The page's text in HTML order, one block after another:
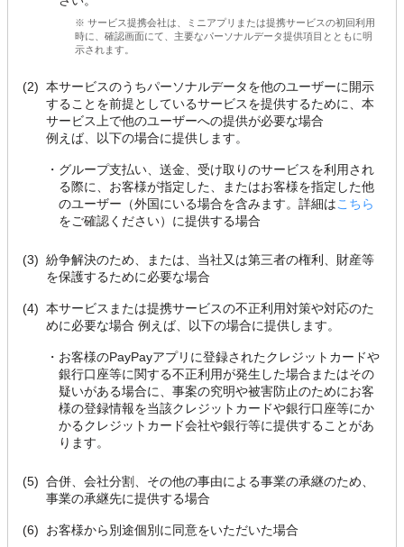
※ サービス提携会社は、ミニアプリまたは提携サービスの初回利用
時に、確認画面にて、主要なパーソナルデータ提供項目とともに明
示されます。
(2) 本サービスのうちパーソナルデータを他のユーザーに開示
することを前提としているサービスを提供するために、本
サービス上で他のユーザーへの提供が必要な場合
例えば、以下の場合に提供します。
・ グループ支払い、送金、受け取りのサービスを利用され
る際に、お客様が指定した、またはお客様を指定した他
のユーザー（外国にいる場合を含みます。詳細はこちら
をご確認ください）に提供する場合
(3) 紛争解決のため、または、当社又は第三者の権利、財産等
を保護するために必要な場合
(4) 本サービスまたは提携サービスの不正利用対策や対応のた
めに必要な場合 例えば、以下の場合に提供します。
・ お客様のPayPayアプリに登録されたクレジットカードや
銀行口座等に関する不正利用が発生した場合またはその
疑いがある場合に、事案の究明や被害防止のためにお客
様の登録情報を当該クレジットカードや銀行口座等にか
かるクレジットカード会社や銀行等に提供することがあ
ります。
(5) 合併、会社分割、その他の事由による事業の承継のため、
事業の承継先に提供する場合
(6) お客様から別途個別に同意をいただいた場合